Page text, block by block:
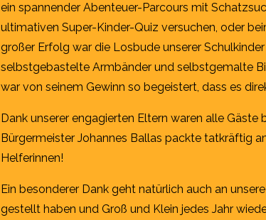
ein spannender Abenteuer-Parcours mit
ultimativen Super-Kinder-Quiz versuchen, oder
großer Erfolg war die Losbude unserer
selbstgebastelte Armbänder und selbstgemalte
war von seinem Gewinn so begeistert, dass es
Dank unserer engagierten Eltern waren alle
Bürgermeister Johannes Ballas packte tatkräftig
Helferinnen!
Ein besonderer Dank geht natürlich auch an
gestellt haben und Groß und Klein jedes Jahr